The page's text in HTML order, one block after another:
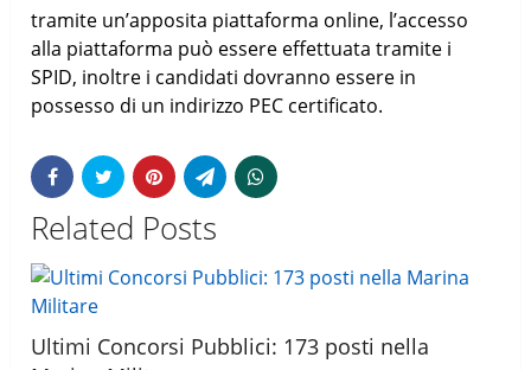
tramite un’apposita piattaforma online, l’accesso
alla piattaforma può essere effettuata tramite i
SPID, inoltre i candidati dovranno essere in
possesso di un indirizzo PEC certificato.
Related Posts
Ultimi Concorsi Pubblici: 173 posti nella